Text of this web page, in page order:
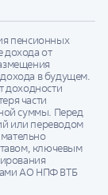
пенсионных
дохода от
в будущем.
доходности
части
суммы. Перед
или переводом
ключевым
АО НПФ ВТБ